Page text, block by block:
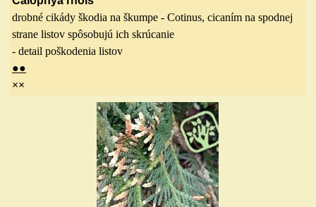
drobné cikády škodia na škumpe - Cotinus, cicaním na spodnej
strane listov spôsobujú ich skrúcanie
- detail poškodenia listov
●●
××